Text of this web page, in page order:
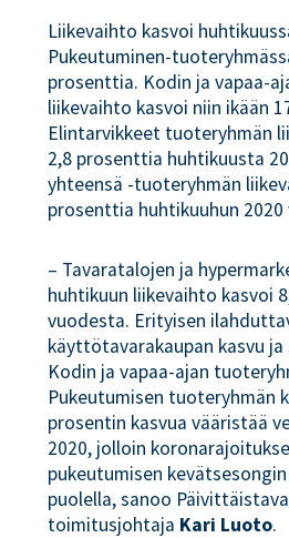
Liikevaihto kasvoi
Pukeutuminen-
prosenttia. Kodin ja vapaa-
liikevaihto kasvoi niin ikään
Elintarvikkeet tuoteryhmän
2,8 prosenttia huhtikuusta
yhteensä -tuoteryhmän
prosenttia huhtikuuhun
– Tavaratalojen ja
huhtikuun liikevaihto kasvoi
vuodesta. Erityisen
käyttötavarakaupan kasvu ja
Kodin ja vapaa-ajan
Pukeutumisen tuoteryhmän
prosentin kasvua vääristää
2020, jolloin
pukeutumisen
puolella, sanoo
toimitusjohtaja Kari Luoto.